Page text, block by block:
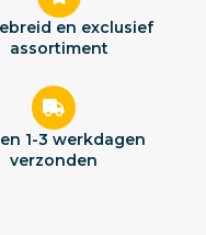
en exclusief
assortiment
1-3 werkdagen
verzonden